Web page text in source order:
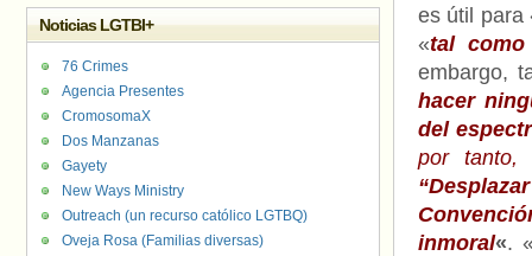
es útil para
«tal
embargo,
hacer
del
por tanto,
inmoral«.
Noticias LGTBI+
76 Crimes
Agencia Presentes
CromosomaX
Dos Manzanas
Gayety
New Ways Ministry
Outreach (un recurso católico LGTBQ)
Oveja Rosa (Familias diversas)